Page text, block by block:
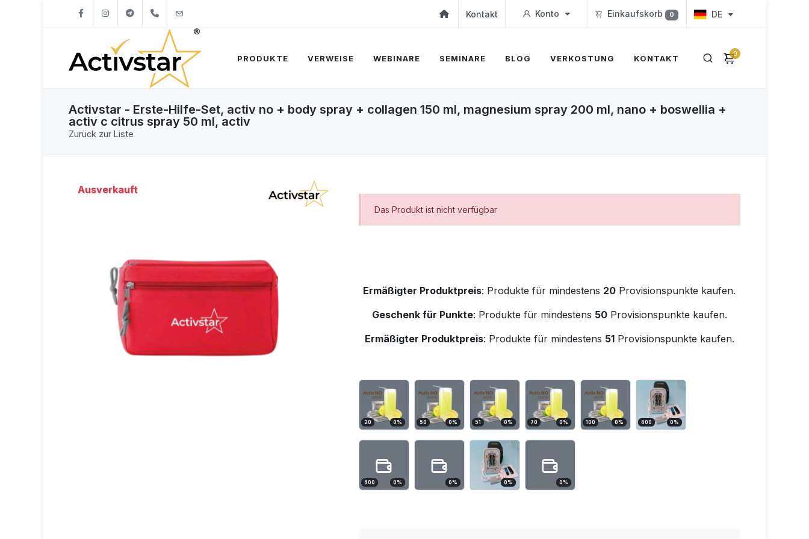
+421904262747 Kontakt Konto Einkaufskorb 0 DE
0
PRODUKTE VERWEISE WEBINARE SEMINARE BLOG VERKOSTUNG KONTAKT
Activstar - Erste-Hilfe-Set, activ no + body spray + collagen 150 ml, magnesium spray 200 ml, nano + boswellia +
activ c citrus spray 50 ml, activ
Zurück zur Liste
Ausverkauft
Das Produkt ist nicht verfügbar
Ermäßigter Produktpreis: Produkte für mindestens 20 Provisionspunkte kaufen.
Geschenk für Punkte: Produkte für mindestens 50Provisionspunkte kaufen.
Ermäßigter Produktpreis: Produkte für mindestens 51Provisionspunkte kaufen.
20 0% 50 0% 51 0% 70 0% 100 0% 600 0%
600 0% 0% 0% 0%